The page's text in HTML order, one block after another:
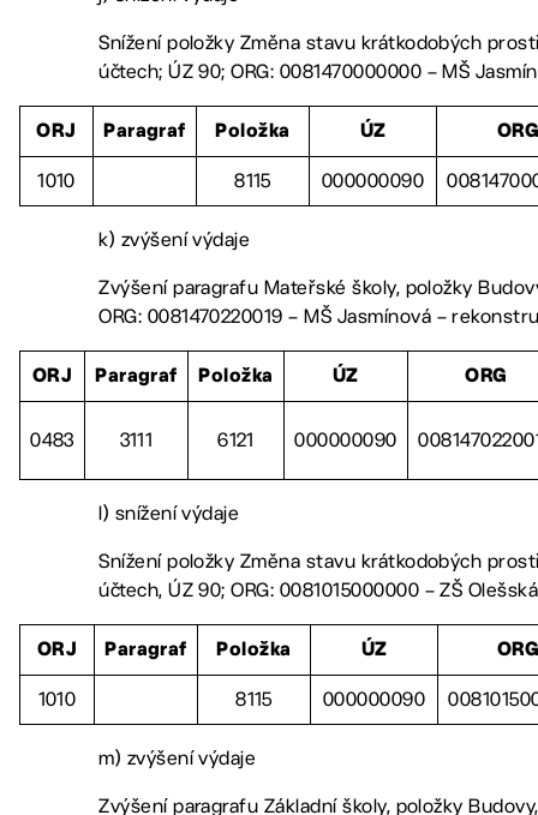
Snížení položky Změna stavu krátkodobých
účtech; ÚZ 90; ORG: 0081470000000 – MŠ
ORJ Paragraf Položka ÚZ
1010 8115 000000090
k) zvýšení výdaje
Zvýšení paragrafu Mateřské školy, položky
ORG: 0081470220019 – MŠ Jasmínová –
ORJ Paragraf Položka ÚZ ORG
0483 3111 6121 000000090
l) snížení výdaje
Snížení položky Změna stavu krátkodobých
účtech, ÚZ 90; ORG: 0081015000000 – ZŠ
ORJ Paragraf Položka ÚZ
1010 8115 000000090
m) zvýšení výdaje
Zvýšení paragrafu Základní školy, položky